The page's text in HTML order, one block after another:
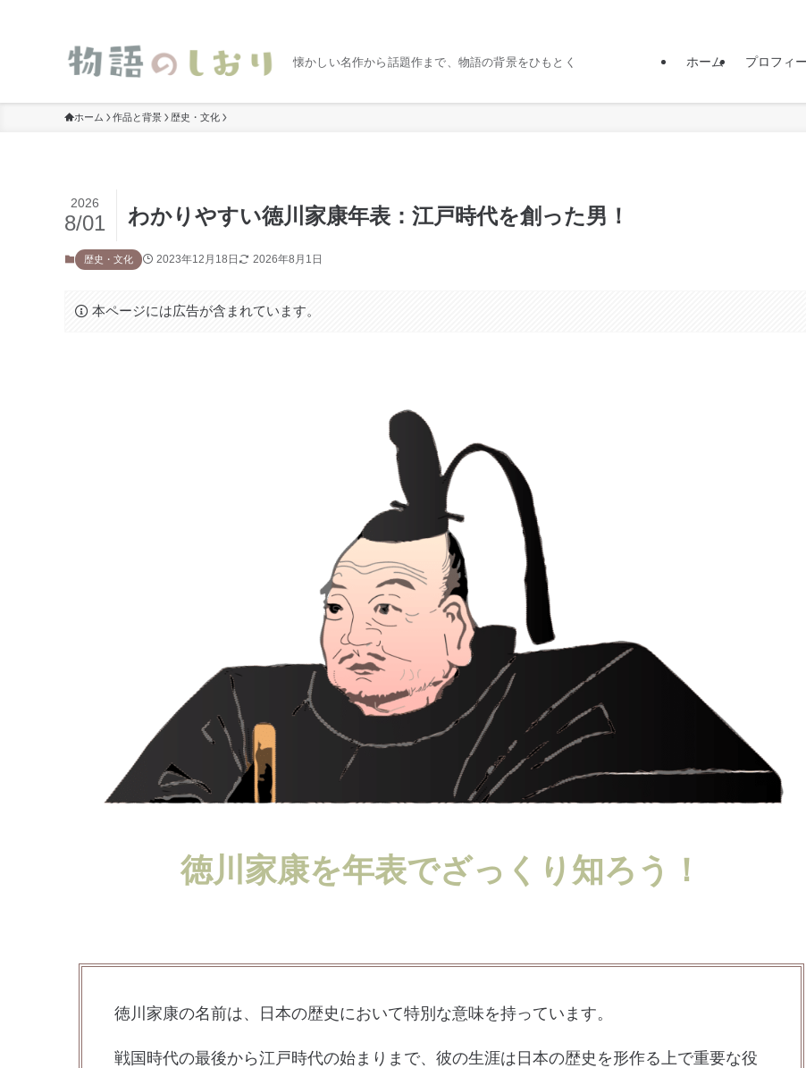
懐かしい名作から話題作まで、物語の背景をひもとく ホーム プロフィ
ホーム 作品と背景 歴史・文化
わかりやすい徳川家康年表：江戸時代を創った男！
2026
8/01
歴史・文化 2023年12月18日 2026年8月1日
本ページには広告が含まれています。
徳川家康を年表でざっくり知ろう！
徳川家康の名前は、日本の歴史において特別な意味を持っています。
戦国時代の最後から江戸時代の始まりまで、彼の生涯は日本の歴史を形作る上で重要な役